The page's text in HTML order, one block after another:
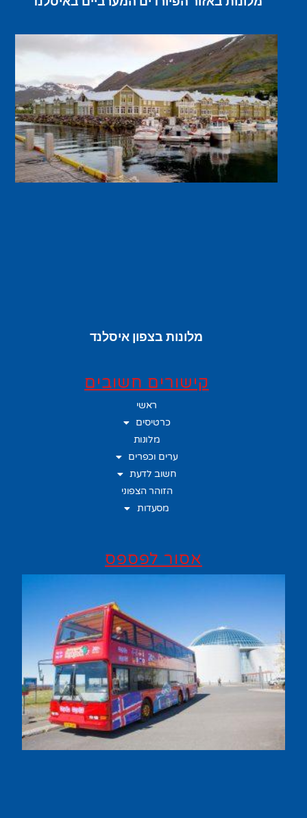
מלונות בצפון איסלנד
קישורים חשובים
ראשי
כרטיסים
מלונות
ערים וכפרים
חשוב לדעת
הזוהר הצפוני
מסעדות
אסור לפספס